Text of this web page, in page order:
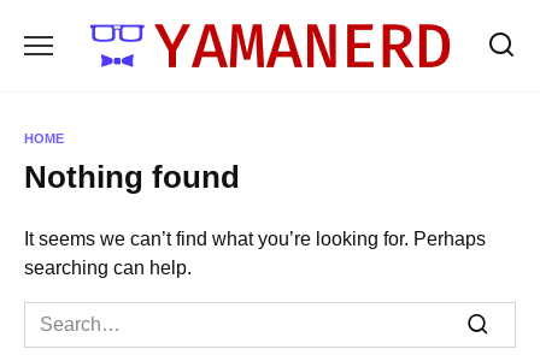
HOME
Nothing found
It seems we can’t find what you’re looking for. Perhaps
searching can help.
Search
for: